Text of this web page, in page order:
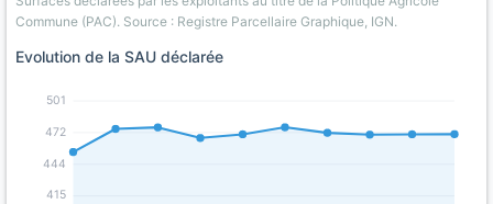
Commune (PAC). Source : Registre Parcellaire Graphique, IGN.
Evolution de la SAU déclarée
415
444
472
501